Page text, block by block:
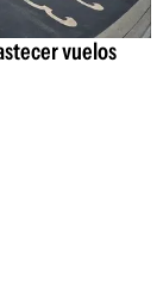
vuelos